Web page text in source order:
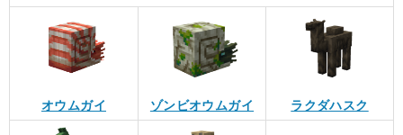
オウムガイ ゾンビオウムガイ ラクダハスク